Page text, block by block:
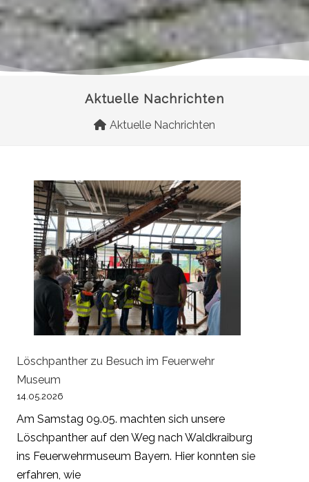
Aktuelle Nachrichten
Aktuelle Nachrichten
Löschpanther zu Besuch im Feuerwehr
Museum
14.05.2026
Am Samstag 09.05. machten sich unsere
Löschpanther auf den Weg nach Waldkraiburg
ins Feuerwehrmuseum Bayern. Hier konnten sie
erfahren, wie